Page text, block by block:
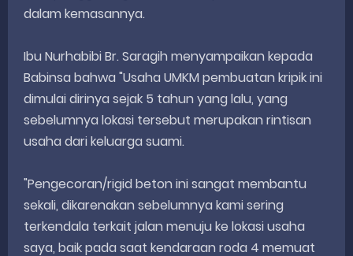
dalam kemasannya.
Ibu Nurhabibi Br. Saragih menyampaikan kepada
Babinsa bahwa "Usaha UMKM pembuatan kripik ini
dimulai dirinya sejak 5 tahun yang lalu, yang
sebelumnya lokasi tersebut merupakan rintisan
usaha dari keluarga suami.
"Pengecoran/rigid beton ini sangat membantu
sekali, dikarenakan sebelumnya kami sering
terkendala terkait jalan menuju ke lokasi usaha
saya, baik pada saat kendaraan roda 4 memuat